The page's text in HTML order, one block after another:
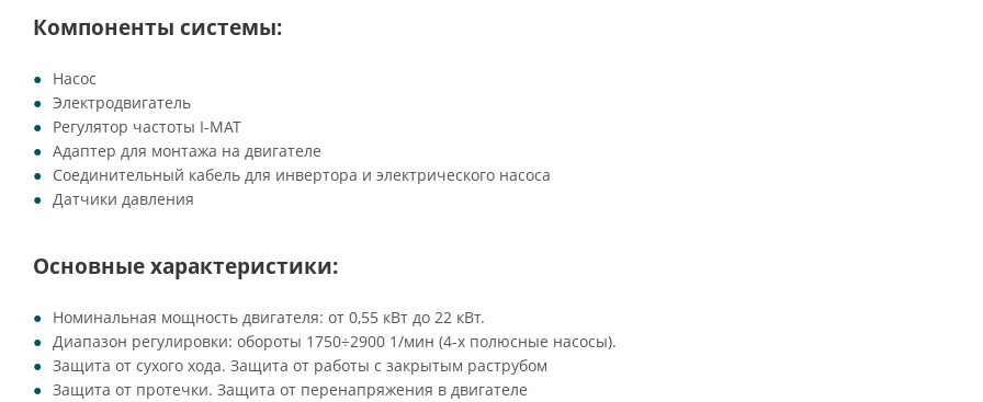
Компоненты системы:
Насос
Электродвигатель
Регулятор частоты I-MAT
Адаптер для монтажа на двигателе
Соединительный кабель для инвертора и электрического насоса
Датчики давления
Основные характеристики:
Номинальная мощность двигателя: от 0,55 кВт до 22 кВт.
Диапазон регулировки: обороты 1750÷2900 1/мин (4-х полюсные насосы).
Защита от сухого хода. Защита от работы с закрытым раструбом
Защита от протечки. Защита от перенапряжения в двигателе